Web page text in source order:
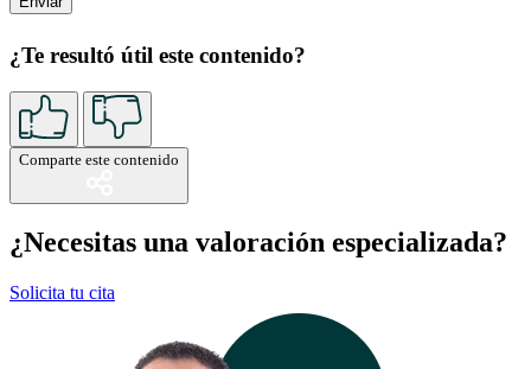
¿Te resultó útil este contenido?
Comparte este contenido
¿Necesitas una valoración especializada?
Solicita tu cita